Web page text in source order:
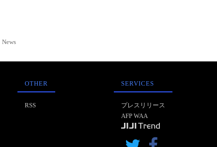
OTHER
RSS
SERVICES
プレスリリース
AFP WAA